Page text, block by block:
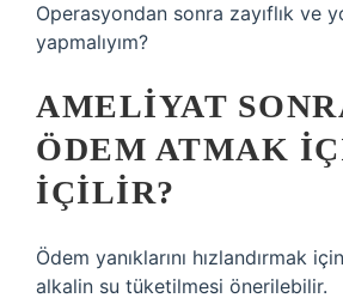
Operasyondan sonra zayıflık ve
yapmalıyım?
AMELIYAT
ÖDEM ATMAK
IÇILIR?
Ödem yanıklarını hızlandırmak
alkalin su tüketilmesi önerilebilir.